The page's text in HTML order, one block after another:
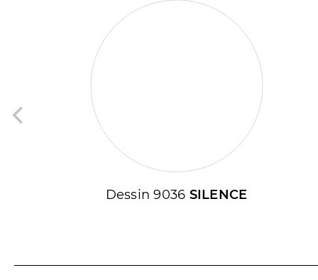
Dessin 9036 SILENCE